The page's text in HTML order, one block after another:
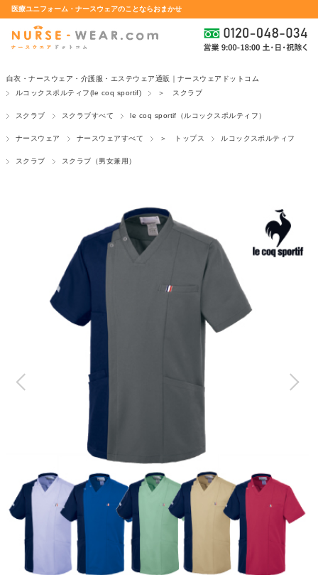
医療ユニフォーム・ナースウェアのことならおまかせ
白衣・ナースウェア・介護服・エステウェア通販｜ナースウェアドットコム
ルコックスポルティフ(le coq sportif)
＞ スクラブ
スクラブ スクラブすべて le coq sportif（ルコックスポルティフ）
ナースウェア ナースウェアすべて ＞ トップス ルコックスポルティフ
スクラブ スクラブ（男女兼用）